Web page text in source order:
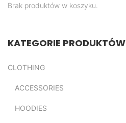
Brak produktów w koszyku.
KATEGORIE PRODUKTÓW
CLOTHING
ACCESSORIES
HOODIES